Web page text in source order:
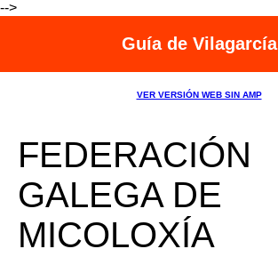
-->
Guía de Vilagarcía
VER VERSIÓN WEB SIN AMP
FEDERACIÓN
GALEGA DE
MICOLOXÍA